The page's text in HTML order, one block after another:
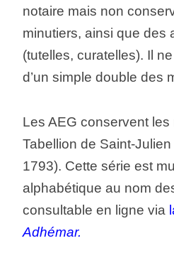
notaire mais non
minutiers, ainsi que des
(tutelles, curatelles). Il
d’un simple double des
Les AEG conservent les
Tabellion de Saint-
1793). Cette série est
alphabétique au nom
consultable en ligne via
Adhémar.